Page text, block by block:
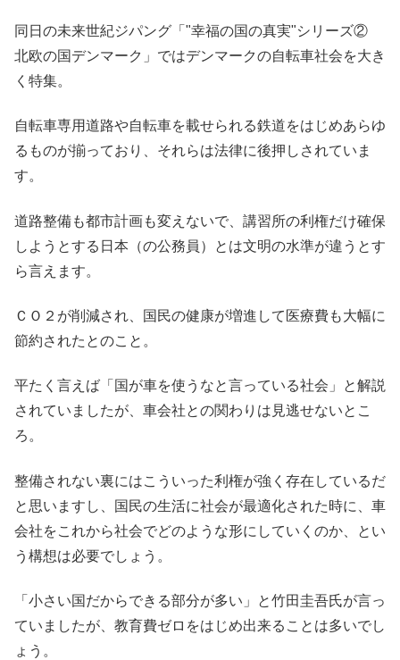
同日の未来世紀ジパング「"幸福の国の真実"シリーズ②
北欧の国デンマーク」ではデンマークの自転車社会を大き
く特集。
自転車専用道路や自転車を載せられる鉄道をはじめあらゆ
るものが揃っており、それらは法律に後押しされていま
す。
道路整備も都市計画も変えないで、講習所の利権だけ確保
しようとする日本（の公務員）とは文明の水準が違うとす
ら言えます。
ＣＯ２が削減され、国民の健康が増進して医療費も大幅に
節約されたとのこと。
平たく言えば「国が車を使うなと言っている社会」と解説
されていましたが、車会社との関わりは見逃せないとこ
ろ。
整備されない裏にはこういった利権が強く存在しているだ
と思いますし、国民の生活に社会が最適化された時に、車
会社をこれから社会でどのような形にしていくのか、とい
う構想は必要でしょう。
「小さい国だからできる部分が多い」と竹田圭吾氏が言っ
ていましたが、教育費ゼロをはじめ出来ることは多いでし
ょう。